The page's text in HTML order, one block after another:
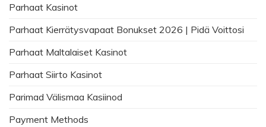
Parhaat Kasinot
Parhaat Kierrätysvapaat Bonukset 2026 | Pidä Voittosi
Parhaat Maltalaiset Kasinot
Parhaat Siirto Kasinot
Parimad Välismaa Kasiinod
Payment Methods